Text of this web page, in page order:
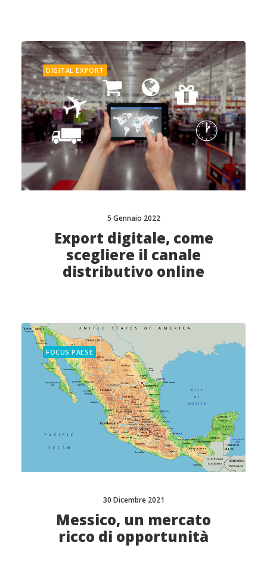
DIGITAL EXPORT
5 Gennaio 2022
Export digitale, come
scegliere il canale
distributivo online
FOCUS PAESE
30 Dicembre 2021
Messico, un mercato
ricco di opportunità